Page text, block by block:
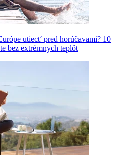
utiecť pred horúčavami? 10
bez extrémnych teplôt